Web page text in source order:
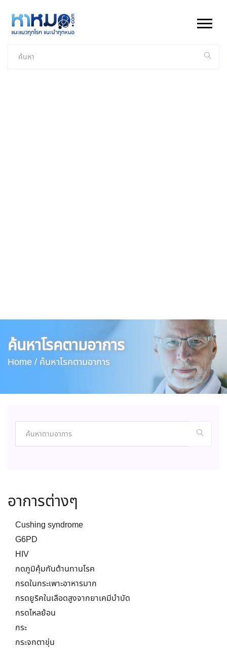
ค้นหาโรคตามอาการ
Home / ค้นหาโรคตามอาการ
อาการต่างๆ
Cushing syndrome
G6PD
HIV
กดภูมิคุ้มกันต้านทานโรค
กรดในกระเพาะอาหารมาก
กรดยูริคในเลือดสูงจากยาเคมีบำบัด
กรดไหลย้อน
กระ
กระจกตาขุ่น